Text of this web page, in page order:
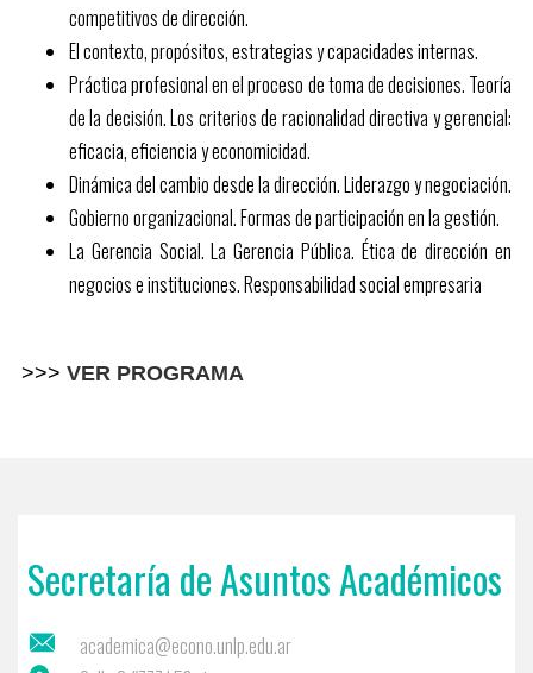
competitivos de dirección.
El contexto, propósitos, estrategias y capacidades internas.
Práctica profesional en el proceso de toma de decisiones. Teoría
de la decisión. Los criterios de racionalidad directiva y gerencial:
eficacia, eficiencia y economicidad.
Dinámica del cambio desde la dirección. Liderazgo y negociación.
Gobierno organizacional. Formas de participación en la gestión.
La Gerencia Social. La Gerencia Pública. Ética de dirección en
negocios e instituciones. Responsabilidad social empresaria
>>> VER PROGRAMA
Secretaría de Asuntos Académicos
academica@econo.unlp.edu.ar